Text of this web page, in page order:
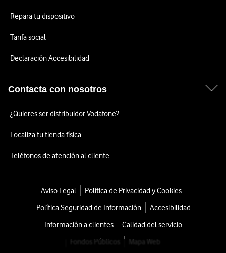
Repara tu dispositivo
Tarifa social
Declaración Accesibilidad
Contacta con nosotros
¿Quieres ser distribuidor Vodafone?
Localiza tu tienda física
Teléfonos de atención al cliente
Aviso Legal
Política de Privacidad y Cookies
Política Seguridad de Información
Accesibilidad
Información a clientes
Calidad del servicio
Fondos Públicos
Mapa Web